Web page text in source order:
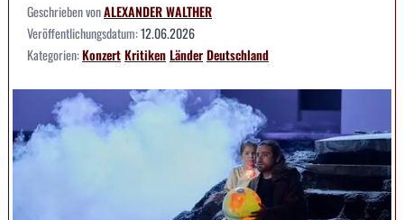
Geschrieben vonALEXANDER WALTHER
Veröffentlichungsdatum:12.06.2026
Kategorien:KonzertKritikenLänderDeutschland